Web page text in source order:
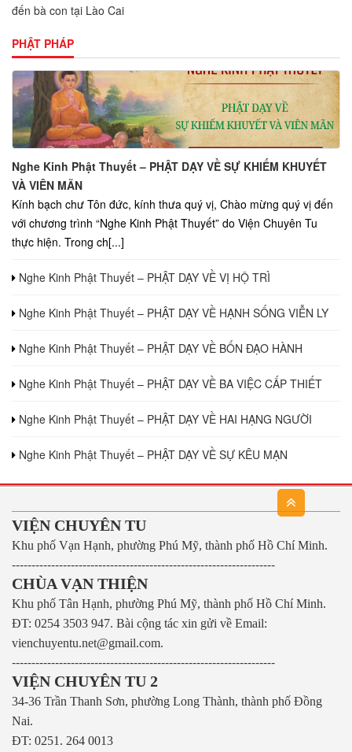
đến bà con tại Lào Cai
PHẬT PHÁP
Nghe Kinh Phật Thuyết – PHẬT DẠY VỀ SỰ KHIẾM KHUYẾT
VÀ VIÊN MÃN
Kính bạch chư Tôn đức, kính thưa quý vị, Chào mừng quý vị đến
với chương trình “Nghe Kinh Phật Thuyết” do Viện Chuyên Tu
thực hiện. Trong ch[...]
Nghe Kinh Phật Thuyết – PHẬT DẠY VỀ VỊ HỘ TRÌ
Nghe Kinh Phật Thuyết – PHẬT DẠY VỀ HẠNH SỐNG VIỄN LY
Nghe Kinh Phật Thuyết – PHẬT DẠY VỀ BỐN ĐẠO HÀNH
Nghe Kinh Phật Thuyết – PHẬT DẠY VỀ BA VIỆC CẤP THIẾT
Nghe Kinh Phật Thuyết – PHẬT DẠY VỀ HAI HẠNG NGƯỜI
Nghe Kinh Phật Thuyết – PHẬT DẠY VỀ SỰ KÊU MẠN
VIỆN CHUYÊN TU
Khu phố Vạn Hạnh, phường Phú Mỹ, thành phố Hồ Chí Minh.
-------------------------------------------------------------------
CHÙA VẠN THIỆN
Khu phố Tân Hạnh, phường Phú Mỹ, thành phố Hồ Chí Minh.
ĐT: 0254 3503 947. Bài cộng tác xin gửi về Email:
vienchuyentu.net@gmail.com.
-------------------------------------------------------------------
VIỆN CHUYÊN TU 2
34-36 Trần Thanh Sơn, phường Long Thành, thành phố Đồng
Nai.
ĐT: 0251. 264 0013